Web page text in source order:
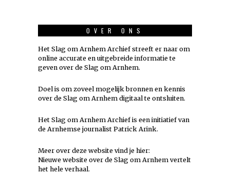
OVER ONS
Het Slag om Arnhem Archief streeft er naar om
online accurate en uitgebreide informatie te
geven over de Slag om Arnhem.
Doel is om zoveel mogelijkbronnen en kennis
over de Slag om Arnhem digitaal te ontsluiten.
Het Slag om Arnhem Archief is een initiatief van
de Arnhemse journalist Patrick Arink.
Meer over deze website vind je hier:
Nieuwe website over de Slag om Arnhem vertelt
het hele verhaal.